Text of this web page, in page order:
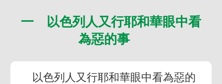
一 以色列人又行耶和華眼中看
為惡的事
以色列人又行耶和華眼中看為惡的